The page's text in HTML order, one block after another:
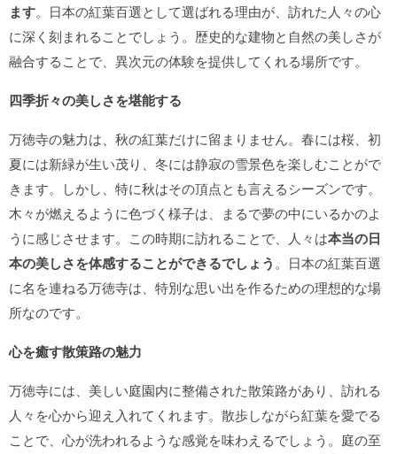
ます。日本の紅葉百選として選ばれる理由が、訪れた人々の心
に深く刻まれることでしょう。歴史的な建物と自然の美しさが
融合することで、異次元の体験を提供してくれる場所です。
四季折々の美しさを堪能する
万徳寺の魅力は、秋の紅葉だけに留まりません。春には桜、初
夏には新緑が生い茂り、冬には静寂の雪景色を楽しむことがで
きます。しかし、特に秋はその頂点とも言えるシーズンです。
木々が燃えるように色づく様子は、まるで夢の中にいるかのよ
うに感じさせます。この時期に訪れることで、人々は本当の日
本の美しさを体感することができるでしょう 。日本の紅葉百選
に名を連ねる万徳寺は、特別な思い出を作るための理想的な場
所なのです。
心を癒す散策路の魅力
万徳寺には、美しい庭園内に整備された散策路があり、訪れる
人々を心から迎え入れてくれます。散歩しながら紅葉を愛でる
ことで、心が洗われるような感覚を味わえるでしょう。庭の至